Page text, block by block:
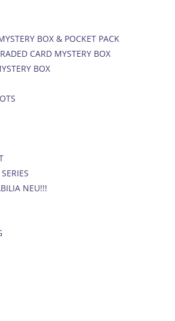
BOX & POCKET PACK
CARD MYSTERY BOX
BOX
NEU!!!